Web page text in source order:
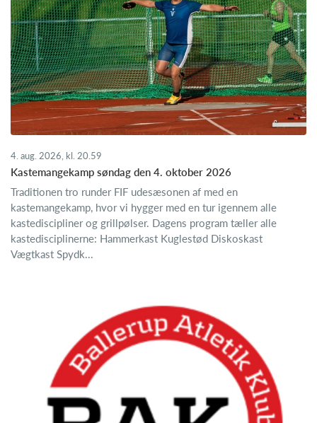
4. aug. 2026, kl. 20.59
Kastemangekamp søndag den 4. oktober 2026
Traditionen tro runder FIF udesæsonen af med en
kastemangekamp, hvor vi hygger med en tur igennem alle
kastediscipliner og grillpølser. Dagens program tæller alle
kastedisciplinerne: Hammerkast Kuglestød Diskoskast
Vægtkast Spydk...